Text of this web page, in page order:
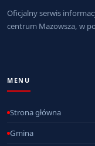
Oficjalny serwis
centrum Mazowsza, w
MENU
Strona główna
Gmina